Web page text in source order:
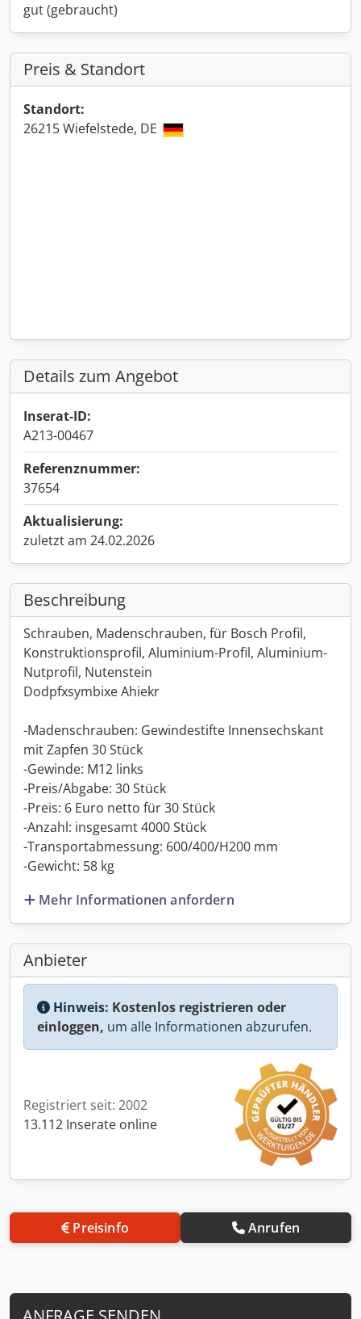
gut (gebraucht)
Preis & Standort
Standort:
26215 Wiefelstede, DE
Details zum Angebot
Inserat-ID:
A213-00467
Referenznummer:
37654
Aktualisierung:
zuletzt am 24.02.2026
Beschreibung
Schrauben, Madenschrauben, für Bosch Profil,
Konstruktionsprofil, Aluminium-Profil, Aluminium-
Nutprofil, Nutenstein
Dodpfxsymbixe Ahiekr
-Madenschrauben: Gewindestifte Innensechskant
mit Zapfen 30 Stück
-Gewinde: M12 links
-Preis/Abgabe: 30 Stück
-Preis: 6 Euro netto für 30 Stück
-Anzahl: insgesamt 4000 Stück
-Transportabmessung: 600/400/H200 mm
-Gewicht: 58 kg
Mehr Informationen anfordern
Anbieter
Hinweis: Kostenlos registrieren oder
einloggen, um alle Informationen abzurufen.
Registriert seit: 2002
13.112 Inserate online
Preisinfo Anrufen